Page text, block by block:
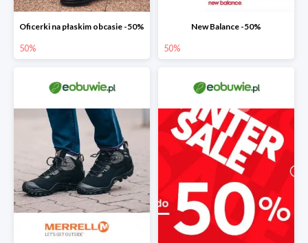
Oficerki na płaskim obcasie -50%
50%
New Balance -50%
50%